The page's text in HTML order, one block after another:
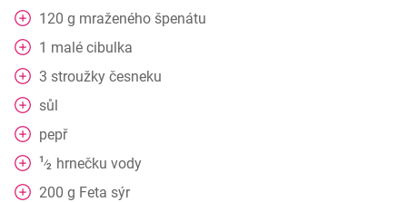
120 g mraženého špenátu
1 malé cibulka
3 stroužky česneku
sůl
pepř
1⁄2
hrnečku vody
200 g Feta sýr